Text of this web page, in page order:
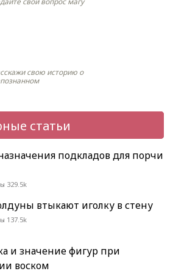
свою историю о
статьи
подкладов для порчи
329.5k
втыкают иголку в стену
137.5k
и значение фигур при
воском